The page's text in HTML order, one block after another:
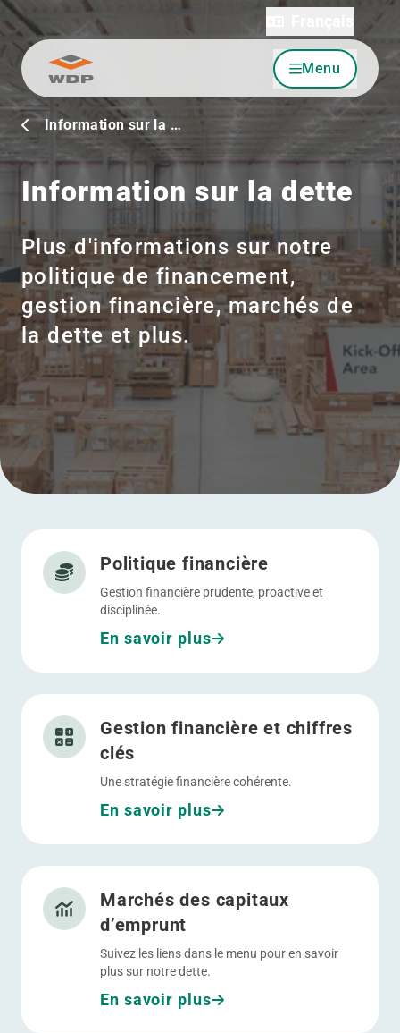
Allez au contenu Menu
Information sur la …
Information sur la dette
Plus d'informations sur notre
politique de financement,
gestion financière, marchés de
la dette et plus.
Menu
Politique financière
Gestion financière prudente, proactive et
disciplinée.
En savoir plus
Allez à Politique financière
Gestion financière et chiffres
clés
Une stratégie financière cohérente.
En savoir plus
Allez à Gestion financière et chiffres clés
Marchés des capitaux
d’emprunt
Suivez les liens dans le menu pour en savoir
plus sur notre dette.
En savoir plus
Allez à Marchés des capitaux d’emprunt